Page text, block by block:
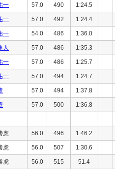
一 57.0 490 1:24.5
一 57.0 492 1:24.4
一 54.0 486 1:36.0
人 57.0 486 1:35.3
一 57.0 486 1:25.7
一 57.0 494 1:24.7
57.0 494 1:37.8
57.0 500 1:36.8
虎 56.0 496 1:46.2
虎 56.0 507 1:30.6
虎 56.0 515 51.4